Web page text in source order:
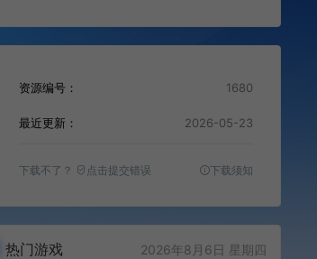
资源编号： 1680
最近更新： 2026-05-23
下载不了？ 点击提交错误 下载须知
热门游戏 2026年8月6日 星期四